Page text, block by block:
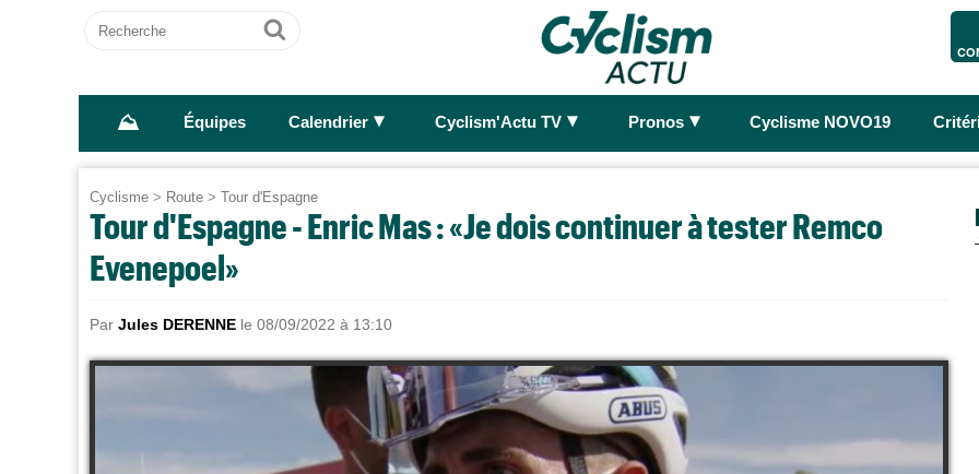
Recherche
Ok
⛰ Équipes Calendrier ► Cyclism'Actu TV ► Pronos ► Cyclisme NOVO19
Cyclisme > Route > Tour d'Espagne
Tour d'Espagne - Enric Mas : «Je dois continuer à tester Remco
Evenepoel»
Par Jules DERENNE le 08/09/2022 à 13:10